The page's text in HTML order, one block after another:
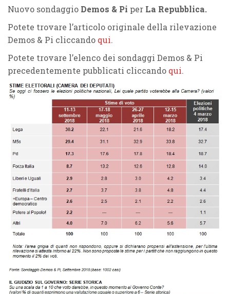
Nuovo sondaggio Demos & Pi per La Repubblica.
Potete trovare l’articolo originale della rilevazione
Demos & Pi cliccando qui.
Potete trovare l’elenco dei sondaggi Demos & Pi
precedentemente pubblicati cliccando qui.